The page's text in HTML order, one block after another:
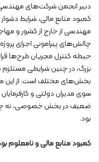
دبیر انجمن شرکت‌های
کمبود منابع مالی، شرایط
مهندسی از خارج از کشور و
چالش‌های پیرامونی اجرای
حیطه کنترل مجریان طرح‌ها
بزرگ، در چنین شرایطی
بخش‌های مختلف است. از این
سوی مدیران دولتی و
ضعیف در بخش خصوصی، نه
بود.
کمبود منابع مالی و